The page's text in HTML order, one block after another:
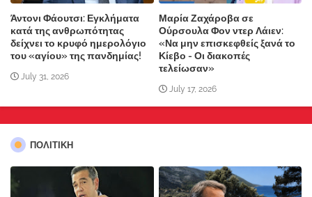
Άντονι Φάουτσι: Εγκλήματα
κατά της ανθρωπότητας
δείχνει το κρυφό ημερολόγιο
του «αγίου» της πανδημίας!
July 31, 2026
Μαρία Ζαχάροβα σε
Ούρσουλα Φον ντερ Λάιεν:
«Να μην επισκεφθείς ξανά το
Κίεβο - Οι διακοπές
τελείωσαν»
July 17, 2026
ΠΟΛΙΤΙΚΗ